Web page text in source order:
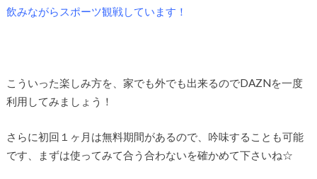
飲みながらスポーツ観戦しています！
こういった楽しみ方を、家でも外でも出来るのでDAZNを一度
利用してみましょう！
さらに初回１ヶ月は無料期間があるので、吟味することも可能
です、まずは使ってみて合う合わないを確かめて下さいね☆